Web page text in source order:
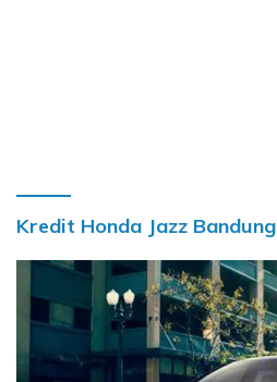
Kredit Honda Jazz Bandung